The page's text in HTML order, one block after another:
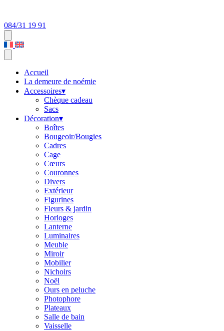
084/31 19 91
Accueil
La demeure de noémie
Accessoires▾
Chèque cadeau
Sacs
Décoration▾
Boîtes
Bougeoir/Bougies
Cadres
Cage
Cœurs
Couronnes
Divers
Extérieur
Figurines
Fleurs & jardin
Horloges
Lanterne
Luminaires
Meuble
Miroir
Mobilier
Nichoirs
Noël
Ours en peluche
Photophore
Plateaux
Salle de bain
Vaisselle